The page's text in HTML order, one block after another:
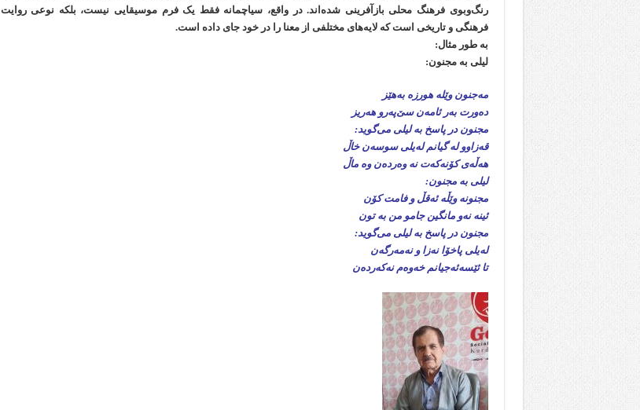
رنگ‌وبوی فرهنگ محلی بازآفرینی شده‌اند. در واقع، سیاچمانه فقط یک فرم موسیقایی نیست، بلکه نوعی روایت
فرهنگی و تاریخی است که لایه‌های مختلفی از معنا را در خود جای داده است.
به طور مثال:
لیلی به مجنون:
مه‌جنون‌ وێلە هورزه‌ به‌هێز
ده‌ورت‌ به‌ر ئامه‌ن سێ‌په‌رو‌ هه‌ریز‌
مجنون در پاسخ به لیلی می‌گوید:
قەزاوو لە گیانم لەیلی سوسەن خاڵ
هەڵەی کۆنەکەت نە وەردەن وە ماڵ
لیلی به مجنون:
مجنونە وێڵە ئەقڵ و فامت کۆن
ئینە نەو مانگین جامو من بە تون
مجنون در پاسخ به لیلی می‌گوید:
لەیلی پاخۆا نەزا و نەمەرگەن
تا ئێسەئەجیانم خەوەم نەکەردەن